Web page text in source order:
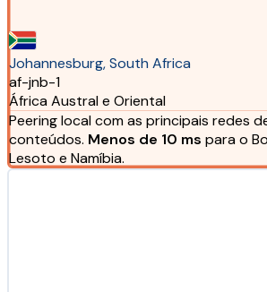
Johannesburg, South Africa
af-jnb-1
África Austral e Oriental
Peering local com as principais redes
conteúdos. Menos de 10 ms para o
Lesoto e Namíbia.